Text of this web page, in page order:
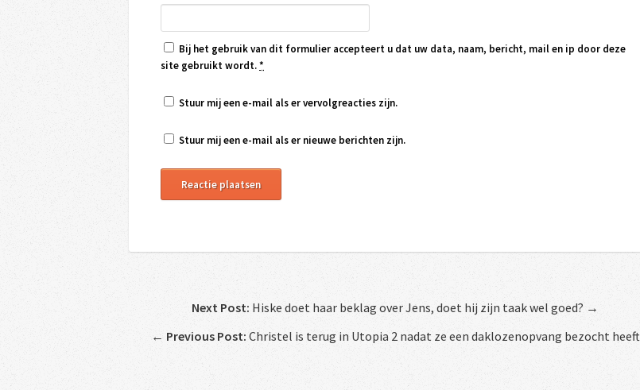
Bij het gebruik van dit formulier accepteert u dat uw data, naam, bericht, mail en ip door deze
site gebruikt wordt.*
Stuur mij een e-mail als er vervolgreacties zijn.
Stuur mij een e-mail als er nieuwe berichten zijn.
Next Post: Hiske doet haar beklag over Jens, doet hij zijn taak wel goed? →
← Previous Post: Christel is terug in Utopia 2 nadat ze een daklozenopvang bezocht heeft